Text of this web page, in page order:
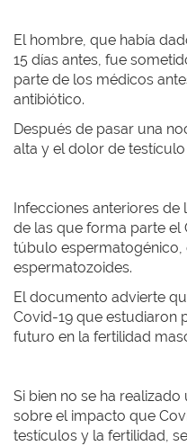
El hombre, que había
15 días antes, fue
parte de los médicos
antibiótico.
Después de pasar una
alta y el dolor de
Infecciones anteriores de
de las que forma parte el
túbulo espermatogénico,
espermatozoides.
El documento advierte
Covid-19 que estudiaron
futuro en la fertilidad
Si bien no se ha
sobre el impacto que
testículos y la fertilidad,